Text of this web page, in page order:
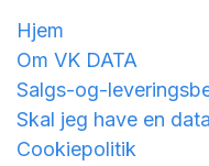
Hjem
Om VK DATA
Salgs-og-
Skal jeg have en
Cookiepolitik